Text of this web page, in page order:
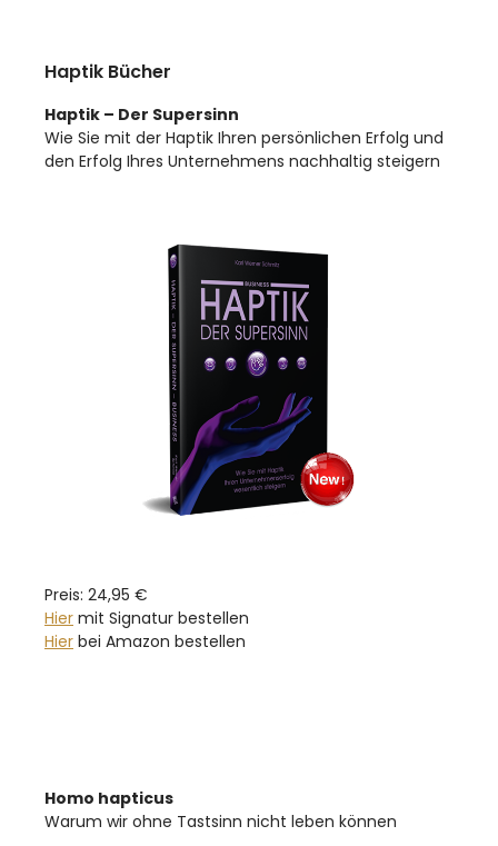
Haptik Bücher
Haptik – Der Supersinn
Wie Sie mit der Haptik Ihren persönlichen Erfolg und
den Erfolg Ihres Unternehmens nachhaltig steigern
Preis: 24,95 €
Hier mit Signatur bestellen
Hier bei Amazon bestellen
Homo hapticus
Warum wir ohne Tastsinn nicht leben können